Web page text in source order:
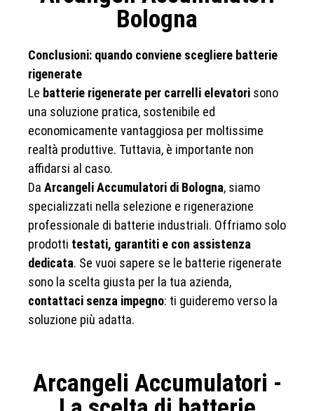
Bologna
Conclusioni: quando conviene scegliere batterie
rigenerate
Le batterie rigenerate per carrelli elevatori sono
una soluzione pratica, sostenibile ed
economicamente vantaggiosa per moltissime
realtà produttive. Tuttavia, è importante non
affidarsi al caso.
Da Arcangeli Accumulatori di Bologna, siamo
specializzati nella selezione e rigenerazione
professionale di batterie industriali. Offriamo solo
prodotti testati, garantiti e con assistenza
dedicata. Se vuoi sapere se le batterie rigenerate
sono la scelta giusta per la tua azienda,
contattaci senza impegno: ti guideremo verso la
soluzione più adatta.
Arcangeli Accumulatori -